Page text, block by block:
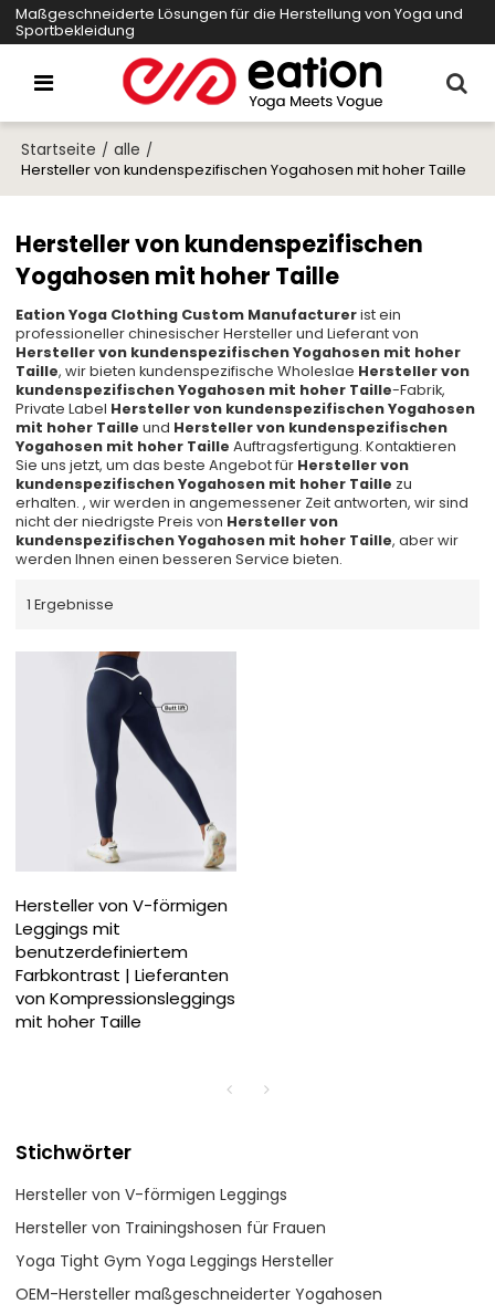
Maßgeschneiderte Lösungen für die Herstellung von Yoga und
Sportbekleidung
Startseite / alle /
Hersteller von kundenspezifischen Yogahosen mit hoher Taille
Hersteller von kundenspezifischen
Yogahosen mit hoher Taille
Eation Yoga Clothing Custom Manufacturerist ein
professioneller chinesischer Hersteller und Lieferant von
Hersteller von kundenspezifischen Yogahosen mit hoher
Taille, wir bieten kundenspezifische Wholeslae Hersteller von
kundenspezifischen Yogahosen mit hoher Taille-Fabrik,
Private Label Hersteller von kundenspezifischen Yogahosen
mit hoher Taille und Hersteller von kundenspezifischen
Yogahosen mit hoher Taille Auftragsfertigung. Kontaktieren
Sie uns jetzt, um das beste Angebot für Hersteller von
kundenspezifischen Yogahosen mit hoher Taille zu
erhalten. , wir werden in angemessener Zeit antworten, wir sind
nicht der niedrigste Preis von Hersteller von
kundenspezifischen Yogahosen mit hoher Taille, aber wir
werden Ihnen einen besseren Service bieten.
1 Ergebnisse
Hersteller von V-förmigen
Leggings mit
benutzerdefiniertem
Farbkontrast | Lieferanten
von Kompressionsleggings
mit hoher Taille
Stichwörter
Hersteller von V-förmigen Leggings
Hersteller von Trainingshosen für Frauen
Yoga Tight Gym Yoga Leggings Hersteller
OEM-Hersteller maßgeschneiderter Yogahosen